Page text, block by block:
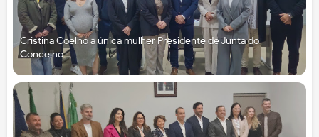
Cristina Coelho a única mulher Presidente de Junta do
Concelho